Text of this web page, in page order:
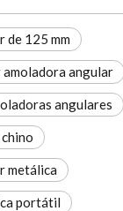
de 125 mm
angular
angulares
metálica
portátil